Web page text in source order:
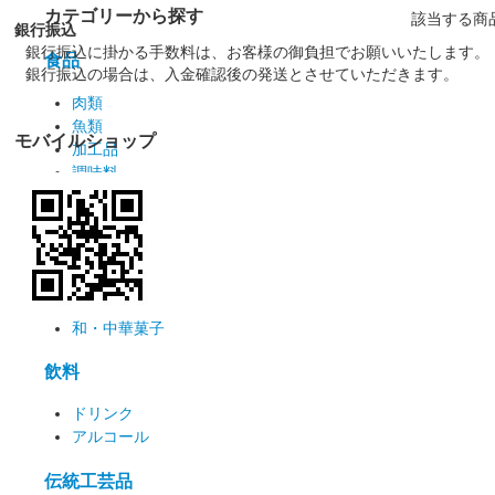
該当する商
カテゴリーから探す
食品
肉類
魚類
加工品
調味料
漬物
麺類
お菓子
洋菓子
和・中華菓子
飲料
ドリンク
アルコール
伝統工芸品
銀行振込
銀行振込に掛かる手数料は、お客様の御負担でお願いいたします。
銀行振込の場合は、入金確認後の発送とさせていただきます。
モバイルショップ